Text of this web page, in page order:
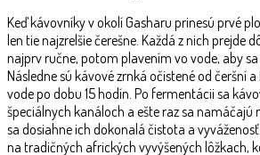
Keď kávovníky v okolí Gasharu prinesú prvé
len tie najzrelšie čerešne. Každá z nich prejde
najprv ručne, potom plavením vo vode, aby sa
Následne sú kávové zrnká očistené od čeršní
vode po dobu 15 hodín. Po fermentácii sa
špeciálnych kanáloch a ešte raz sa namáčajú
sa dosiahne ich dokonalá čistota a
na tradičných afrických vyvýšených lôžkach,